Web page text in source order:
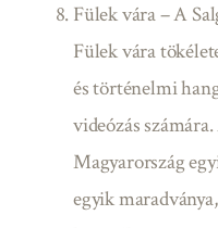
Fülek vára – A
Fülek vára
és történelmi
videózás
Magyarország
egyik